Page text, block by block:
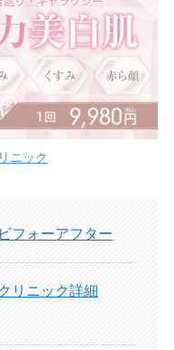
ニック
ビフォーアフター
リニック詳細